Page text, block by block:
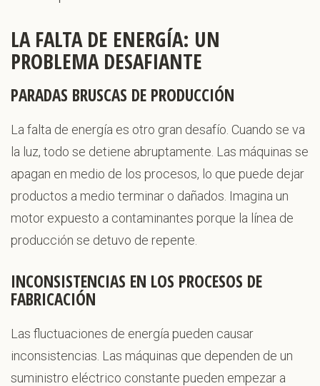
LA FALTA DE ENERGÍA: UN
PROBLEMA DESAFIANTE
PARADAS BRUSCAS DE PRODUCCIÓN
La falta de energía es otro gran desafío. Cuando se va
la luz, todo se detiene abruptamente. Las máquinas se
apagan en medio de los procesos, lo que puede dejar
productos a medio terminar o dañados. Imagina un
motor expuesto a contaminantes porque la línea de
producción se detuvo de repente.
INCONSISTENCIAS EN LOS PROCESOS DE
FABRICACIÓN
Las fluctuaciones de energía pueden causar
inconsistencias. Las máquinas que dependen de un
suministro eléctrico constante pueden empezar a